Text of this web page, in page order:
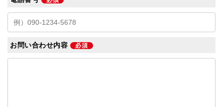
お問い合わせ内容 必須